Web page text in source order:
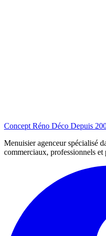
Concept Réno Déco Depuis
Menuisier agenceur spécialisé
commerciaux, professionnels et